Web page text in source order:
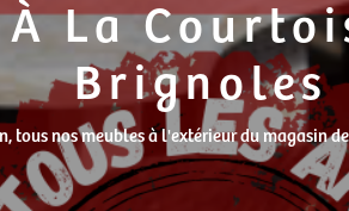
La
Brignoles
tous nos meubles à l'extérieur du magasin